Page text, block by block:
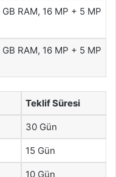
RAM, 16 MP + 5 MP
RAM, 16 MP + 5 MP
Teklif Süresi
30 Gün
15 Gün
10 Gün